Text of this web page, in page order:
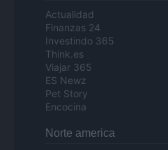
Actualidad
Finanzas 24
Investindo 365
Think.es
Viajar 365
ES Newz
Pet Story
Encocina
Norte america